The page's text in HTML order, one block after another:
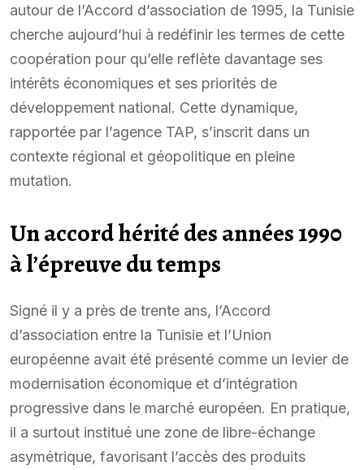
autour de l’Accord d’association de 1995, la Tunisie
cherche aujourd’hui à redéfinir les termes de cette
coopération pour qu’elle reflète davantage ses
intérêts économiques et ses priorités de
développement national. Cette dynamique,
rapportée par l’agence TAP, s’inscrit dans un
contexte régional et géopolitique en pleine
mutation.
Un accord hérité des années 1990
à l’épreuve du temps
Signé il y a près de trente ans, l’Accord
d’association entre la Tunisie et l’Union
européenne avait été présenté comme un levier de
modernisation économique et d’intégration
progressive dans le marché européen. En pratique,
il a surtout institué une zone de libre-échange
asymétrique, favorisant l’accès des produits